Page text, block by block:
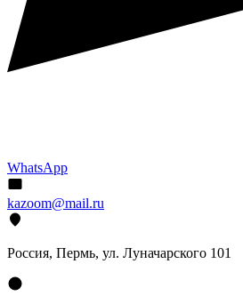
WhatsApp
kazoom@mail.ru
Россия, Пермь, ул. Луначарского 101